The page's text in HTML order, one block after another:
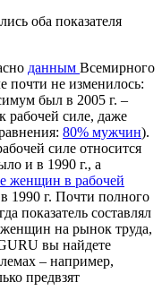
оба показателя
данным Всемирного
почти не изменилось:
был в 2005 г. –
рабочей силе, даже
80% мужчин).
силе относится
и в 1990 г., а
женщин в рабочей
1990 г. Почти полного
показатель составлял
на рынок труда,
вы найдете
– например,
предвзят